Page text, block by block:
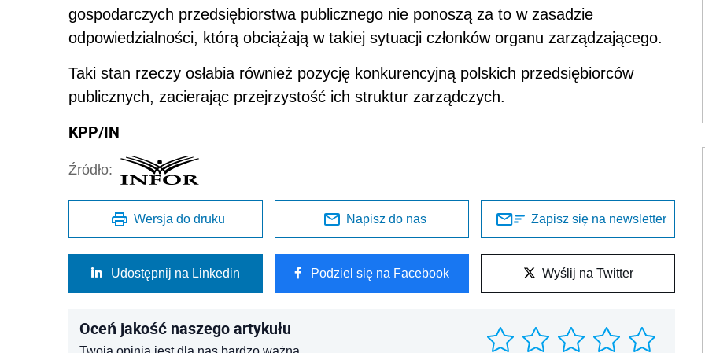
gospodarczych przedsiębiorstwa publicznego nie ponoszą za to w zasadzie
odpowiedzialności, którą obciążają w takiej sytuacji członków organu zarządzającego.
Taki stan rzeczy osłabia również pozycję konkurencyjną polskich przedsiębiorców
publicznych, zacierając przejrzystość ich struktur zarządczych.
KPP/IN
Źródło:
Wersja do druku Napisz do nas Zapisz się na newsletter
Udostępnij na Linkedin Podziel się na Facebook Wyślij na Twitter
Oceń jakość naszego artykułu